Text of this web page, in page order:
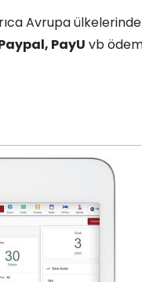
Avrupa
PayU vb